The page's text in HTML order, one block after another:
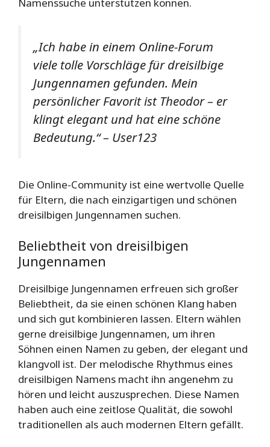
„Ich habe in einem Online-Forum
viele tolle Vorschläge für dreisilbige
Jungennamen gefunden. Mein
persönlicher Favorit ist Theodor – er
klingt elegant und hat eine schöne
Bedeutung.“ – User123
Die Online-Community ist eine wertvolle Quelle
für Eltern, die nach einzigartigen und schönen
dreisilbigen Jungennamen suchen.
Beliebtheit von dreisilbigen
Jungennamen
Dreisilbige Jungennamen erfreuen sich großer
Beliebtheit, da sie einen schönen Klang haben
und sich gut kombinieren lassen. Eltern wählen
gerne dreisilbige Jungennamen, um ihren
Söhnen einen Namen zu geben, der elegant und
klangvoll ist. Der melodische Rhythmus eines
dreisilbigen Namens macht ihn angenehm zu
hören und leicht auszusprechen. Diese Namen
haben auch eine zeitlose Qualität, die sowohl
traditionellen als auch modernen Eltern gefällt.